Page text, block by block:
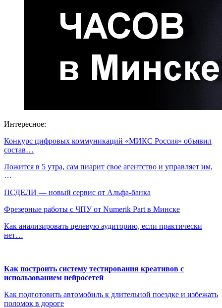
Интересное:
Конкурс цифровых коммуникаций «МИКС Россия» объявил
состав…
Ложится в 5 утра, сам пиарит свое агентство и управляет им,
…
ПСДЕЛИ — новый сервис от Альфа-банка
Фрезерные работы с ЧПУ от Numerik Part в Минске
Как анализировать целевую аудиторию, если практически
нет…
Как построить систему тестирования креативов с
использованием нейросетей
Как подготовить автомобиль к длительной поездке и избежать
поломок в дороге